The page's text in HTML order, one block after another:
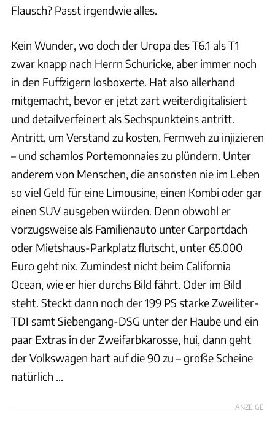
Flausch? Passt irgendwie alles.
Kein Wunder, wo doch der Uropa des T6.1 als T1
zwar knapp nach Herrn Schuricke, aber immer noch
in den Fuffzigern losboxerte. Hat also allerhand
mitgemacht, bevor er jetzt zart weiterdigitalisiert
und detailverfeinert als Sechspunkteins antritt.
Antritt, um Verstand zu kosten, Fernweh zu injizieren
– und schamlos Portemonnaies zu plündern. Unter
anderem von Menschen, die ansonsten nie im Leben
so viel Geld für eine Limousine, einen Kombi oder gar
einen SUV ausgeben würden. Denn obwohl er
vorzugsweise als Familienauto unter Carportdach
oder Mietshaus-Parkplatz flutscht, unter 65.000
Euro geht nix. Zumindest nicht beim California
Ocean, wie er hier durchs Bild fährt. Oder im Bild
steht. Steckt dann noch der 199 PS starke Zweiliter-
TDI samt Siebengang-DSG unter der Haube und ein
paar Extras in der Zweifarbkarosse, hui, dann geht
der Volkswagen hart auf die 90 zu – große Scheine
natürlich …
ANZEIGE